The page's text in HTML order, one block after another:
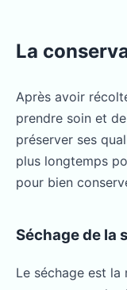
La
Après avoir
prendre soin et
préserver ses
plus longtemps
pour bien
Séchage de la
Le séchage est